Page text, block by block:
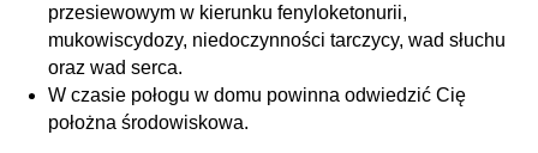
przesiewowym w kierunku fenyloketonurii,
mukowiscydozy, niedoczynności tarczycy, wad słuchu
oraz wad serca.
W czasie połogu w domu powinna odwiedzić Cię
położna środowiskowa.